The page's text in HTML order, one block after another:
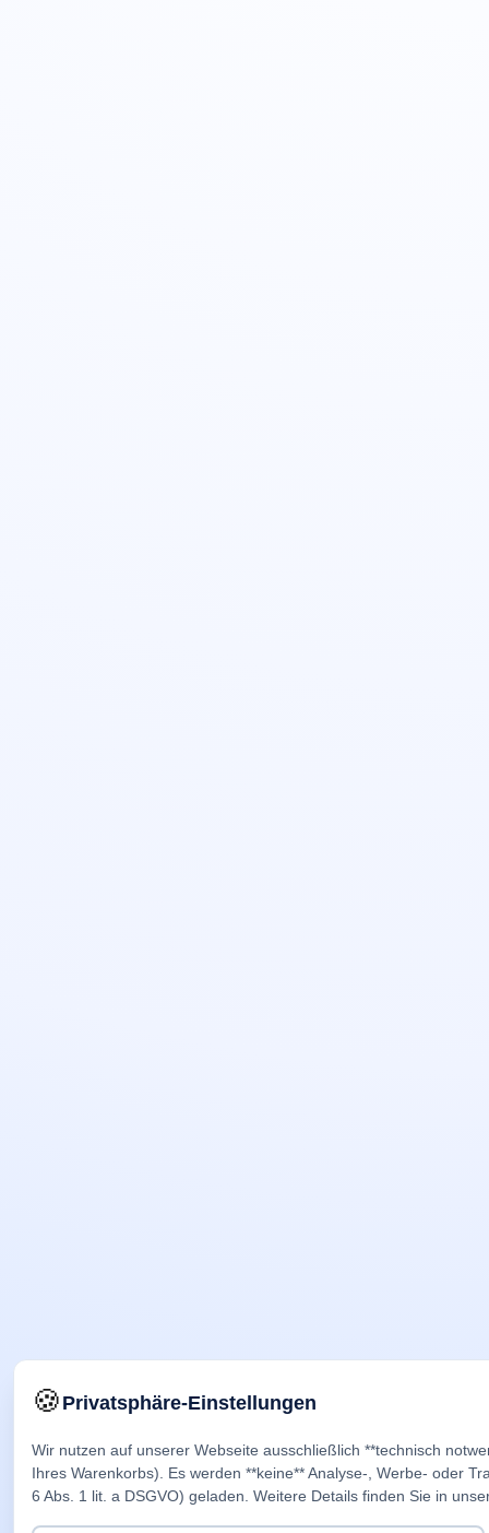
🍪Privatsphäre-Einstellungen
Wir nutzen auf unserer Webseite ausschließlich **technisch
Ihres Warenkorbs). Es werden **keine** Analyse-, Werbe- oder
6 Abs. 1 lit. a DSGVO) geladen. Weitere Details finden Sie in